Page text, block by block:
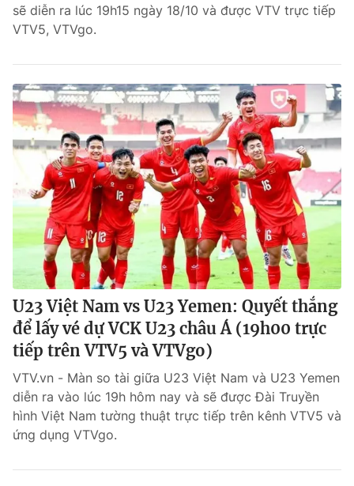
sẽ diễn ra lúc 19h15 ngày 18/10 và được VTV trực tiếp
VTV5, VTVgo.
U23 Việt Nam vs U23 Yemen: Quyết thắng
để lấy vé dự VCK U23 châu Á (19h00 trực
tiếp trên VTV5 và VTVgo)
VTV.vn - Màn so tài giữa U23 Việt Nam và U23 Yemen
diễn ra vào lúc 19h hôm nay và sẽ được Đài Truyền
hình Việt Nam tường thuật trực tiếp trên kênh VTV5 và
ứng dụng VTVgo.